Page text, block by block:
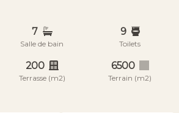
7
Salle de bain
9
Toilets
200
Terrasse (m2)
6500
Terrain (m2)